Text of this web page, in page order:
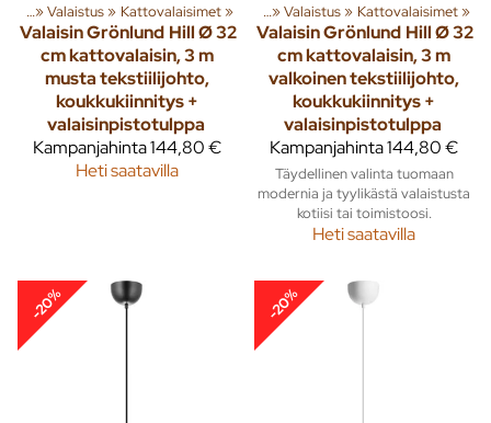
‪»Valaistus‪» Kattovalaisimet‪»
Valaisin Grönlund Hill Ø 32
cm kattovalaisin, 3 m
musta tekstiilijohto,
koukkukiinnitys +
valaisinpistotulppa
Kampanjahinta144,80 €
Heti saatavilla
Tuoteryhmiä ja tuotteita‪» Sisusta‪»Valaistus‪» Kattovalaisimet‪»
Valaisin Grönlund Hill Ø 32
cm kattovalaisin, 3 m
valkoinen tekstiilijohto,
koukkukiinnitys +
valaisinpistotulppa
Kampanjahinta144,80 €
Täydellinen valinta tuomaan
modernia ja tyylikästä valaistusta
kotiisi tai toimistoosi.
Heti saatavilla
-20% -20%